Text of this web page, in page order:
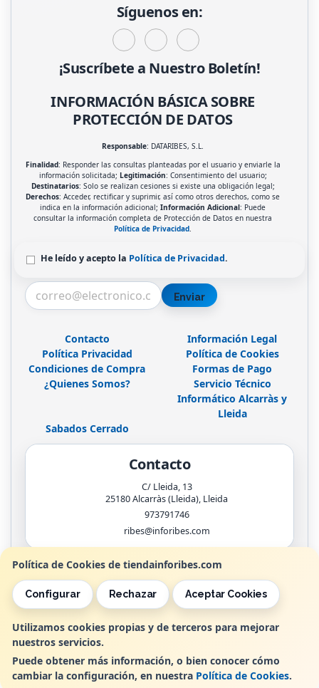
Política de Cookies de tiendainforibes.com
Configurar Rechazar Aceptar Cookies
Utilizamos cookies propias y de terceros para mejorar
nuestros servicios.
Puede obtener más información, o bien conocer cómo
cambiar la configuración, en nuestra Política de Cookies.
Síguenos en:
¡Suscríbete a Nuestro Boletín!
INFORMACIÓN BÁSICA SOBRE
PROTECCIÓN DE DATOS
Responsable: DATARIBES, S.L.
Finalidad: Responder las consultas planteadas por el usuario y enviarle la
información solicitada; Legitimación: Consentimiento del usuario;
Destinatarios: Solo se realizan cesiones si existe una obligación legal;
Derechos: Acceder, rectificar y suprimir, así como otros derechos, como se
indica en la información adicional;Información Adicional: Puede
consultar la información completa de Protección de Datos en nuestra
Política de Privacidad
He leído y acepto la Política de Privacidad.
Enviar
Contacto
Información Legal
Política Privacidad
Política de Cookies
Condiciones de Compra
Formas de Pago
¿Quienes Somos?
Servicio Técnico
Informático Alcarràs y
Lleida
Sabados Cerrado
Contacto
C/ Lleida, 13
25180Alcarràs (Lleida), Lleida
973791746
ribes@inforibes.com
Horario
de 9:00am - 13:30am / 17:00pm - 20:00pm
, , , , España. - C.I.F.: B25362799 - Tfno: